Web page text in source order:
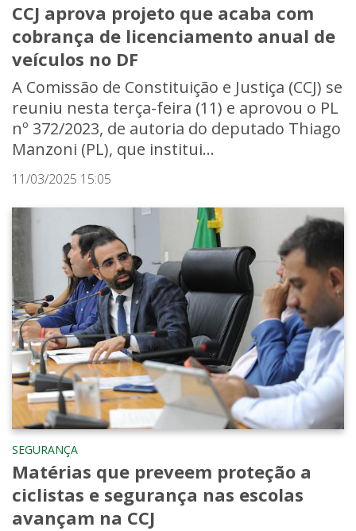
CCJ aprova projeto que acaba com
cobrança de licenciamento anual de
veículos no DF
A Comissão de Constituição e Justiça (CCJ) se
reuniu nesta terça-feira (11) e aprovou o PL
nº 372/2023, de autoria do deputado Thiago
Manzoni (PL), que institui...
11/03/2025 15:05
SEGURANÇA
Matérias que preveem proteção a
ciclistas e segurança nas escolas
avançam na CCJ